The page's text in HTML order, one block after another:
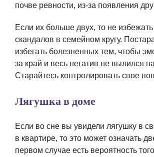
почве ревности, из-за появления
Если их больше двух, то не избежать
скандалов в семейном кругу.
избегать болезненных тем, чтобы
за край и весь негатив не вылился
Старайтесь контролировать свое
Лягушка в доме
Если во сне вы увидели лягушку в
в квартире, то это может означать
первом случае есть вероятность